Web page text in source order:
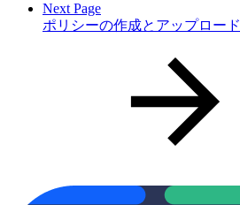
Next Page
ポリシーの作成とアップロード